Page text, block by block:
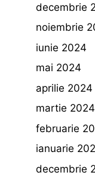
decembrie
noiembrie
iunie 2024
mai 2024
aprilie 2024
martie 2024
februarie
ianuarie
decembrie